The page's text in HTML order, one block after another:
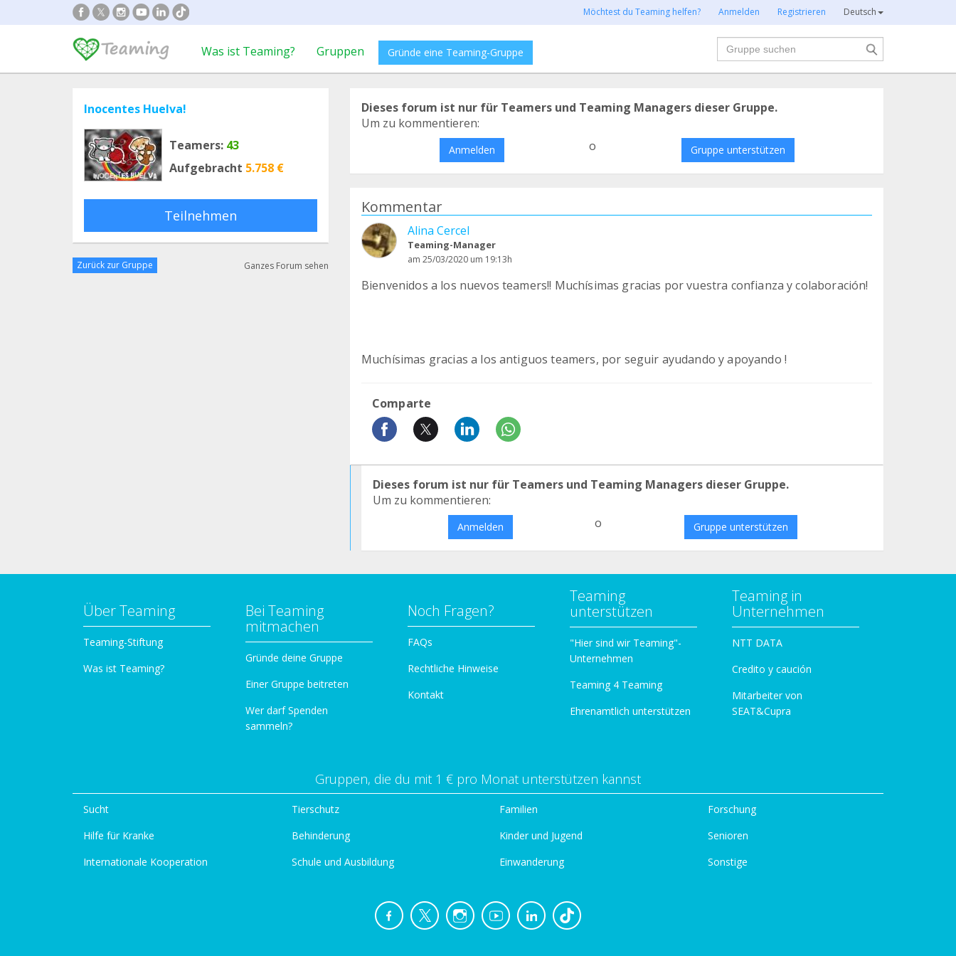
Möchtest du Teaming helfen? Anmelden Registrieren Deutsch
Was ist Teaming? Gruppen Gründe eine Teaming-Gruppe
Suche
Inocentes Huelva!
Teamers: 43
Aufgebracht 5.758 €
Teilnehmen
Zurück zur Gruppe Ganzes Forum sehen
Dieses forum ist nur für Teamers und Teaming Managers dieser Gruppe.
Um zu kommentieren:
Anmelden o Gruppe unterstützen
Kommentar
Alina Cercel
Teaming-Manager
am 25/03/2020 um 19:13h
Bienvenidos a los nuevos teamers!! Muchísimas gracias por vuestra confianza y colaboración!
Muchísimas gracias a los antiguos teamers, por seguir ayudando y apoyando !
Comparte
Dieses forum ist nur für Teamers und Teaming Managers dieser Gruppe.
Um zu kommentieren:
Anmelden o Gruppe unterstützen
Über Teaming
Teaming-Stiftung
Was ist Teaming?
Bei Teaming
mitmachen
Gründe deine Gruppe
Einer Gruppe beitreten
Wer darf Spenden
sammeln?
Noch Fragen?
FAQs
Rechtliche Hinweise
Kontakt
Teaming
unterstützen
"Hier sind wir Teaming"-
Unternehmen
Teaming 4 Teaming
Ehrenamtlich unterstützen
Teaming in
Unternehmen
NTT DATA
Credito y caución
Mitarbeiter von
SEAT&Cupra
Gruppen, die du mit 1 € pro Monat unterstützen kannst
Sucht
Hilfe für Kranke
Internationale Kooperation
Tierschutz
Behinderung
Schule und Ausbildung
Familien
Kinder und Jugend
Einwanderung
Forschung
Senioren
Sonstige